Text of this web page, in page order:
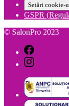
Setări cookie-
GSPR
© SalonPro 2023